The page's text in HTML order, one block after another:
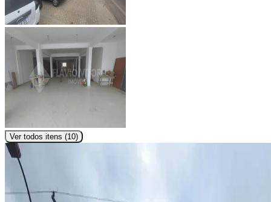
Ver todos itens (10)